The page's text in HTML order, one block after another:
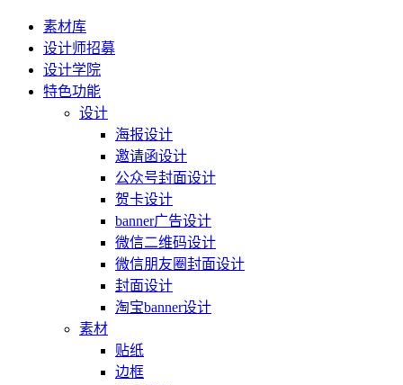
素材库
设计师招募
设计学院
特色功能
设计
海报设计
邀请函设计
公众号封面设计
贺卡设计
banner广告设计
微信二维码设计
微信朋友圈封面设计
封面设计
淘宝banner设计
素材
贴纸
边框